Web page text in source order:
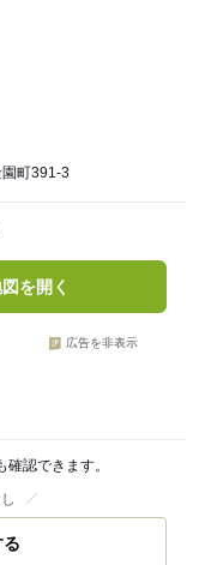
町391-3
を開く
広告を非表示
認できます。